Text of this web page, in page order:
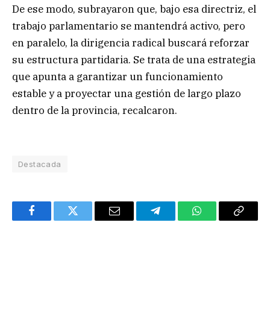
De ese modo, subrayaron que, bajo esa directriz, el
trabajo parlamentario se mantendrá activo, pero
en paralelo, la dirigencia radical buscará reforzar
su estructura partidaria. Se trata de una estrategia
que apunta a garantizar un funcionamiento
estable y a proyectar una gestión de largo plazo
dentro de la provincia, recalcaron.
Destacada
FacebookTwitter Email TelegramWhatsAppCopy